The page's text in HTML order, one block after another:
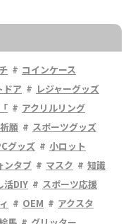
コインケース
ドア
レジャーグッズ
アクリルリング
祈願
スポーツグッズ
グッズ
小ロット
ンタブ マスク
知識
活DIY
スポーツ応援
OEM
アクスタ